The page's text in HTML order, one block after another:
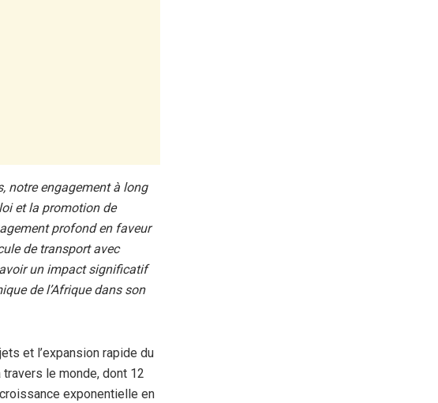
notre engagement à long
et la promotion de
profond en faveur
de transport avec
un impact significatif
de l’Afrique dans son
et l’expansion rapide du
le monde, dont 12
exponentielle en